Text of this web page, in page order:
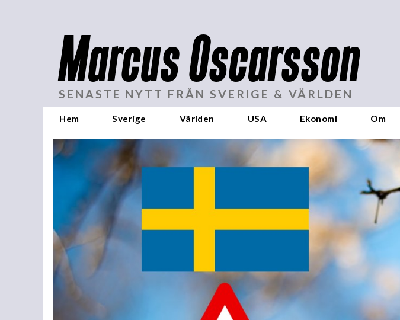
Marcus Oscarsson
SENASTE NYTT FRÅN SVERIGE & VÄRLDEN
Hem Sverige Världen USA Ekonomi Om